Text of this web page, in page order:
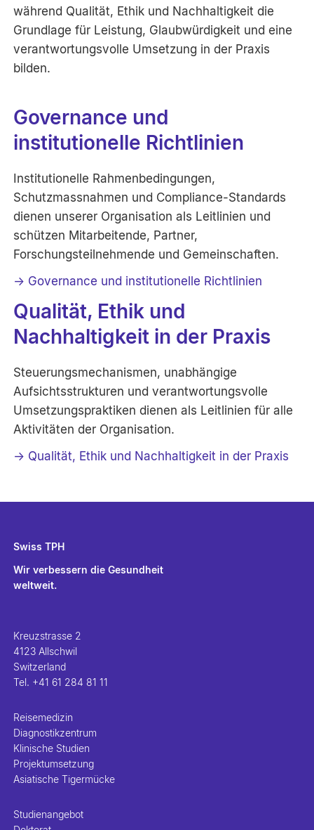
während Qualität, Ethik und Nachhaltigkeit die
Grundlage für Leistung, Glaubwürdigkeit und eine
verantwortungsvolle Umsetzung in der Praxis
bilden.
Governance und
institutionelle Richtlinien
Institutionelle Rahmenbedingungen,
Schutzmassnahmen und Compliance-Standards
dienen unserer Organisation als Leitlinien und
schützen Mitarbeitende, Partner,
Forschungsteilnehmende und Gemeinschaften.
→ Governance und institutionelle Richtlinien
Qualität, Ethik und
Nachhaltigkeit in der Praxis
Steuerungsmechanismen, unabhängige
Aufsichtsstrukturen und verantwortungsvolle
Umsetzungspraktiken dienen als Leitlinien für alle
Aktivitäten der Organisation.
→ Qualität, Ethik und Nachhaltigkeit in der Praxis
Swiss TPH
Wir verbessern die Gesundheit
weltweit.
Kreuzstrasse 2
4123 Allschwil
Switzerland
Tel. +41 61 284 81 11
Reisemedizin
Diagnostikzentrum
Klinische Studien
Projektumsetzung
Asiatische Tigermücke
Studienangebot